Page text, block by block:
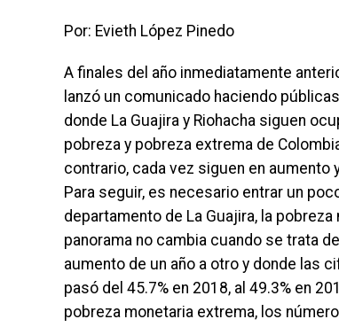
Por: Evieth López Pinedo
A finales del año inmediatamente
lanzó un comunicado haciendo
donde La Guajira y Riohacha siguen
pobreza y pobreza extrema de
contrario, cada vez siguen en
Para seguir, es necesario entrar un
departamento de La Guajira, la pobreza
panorama no cambia cuando se trata
aumento de un año a otro y donde las
pasó del 45.7% en 2018, al 49.3% en
pobreza monetaria extrema, los